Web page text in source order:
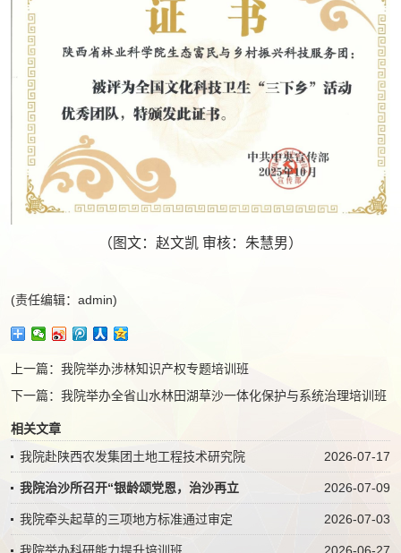
（图文：赵文凯 审核：朱慧男）
(责任编辑：admin)
上一篇： 我院举办涉林知识产权专题培训班
下一篇： 我院举办全省山水林田湖草沙一体化保护与系统治理培训班
相关文章
2026-07-17
我院赴陕西农发集团土地工程技术研究院
2026-07-09
我院治沙所召开“银龄颂党恩，治沙再立
2026-07-03
我院牵头起草的三项地方标准通过审定